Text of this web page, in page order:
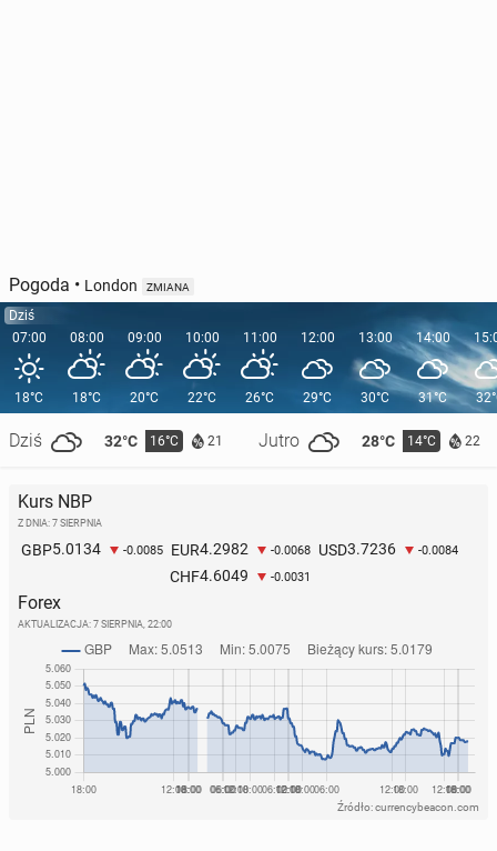
Pogoda • London ZMIANA
Dziś
07:00
18°C
Dziś 32°C 16°C 21 Jutro 28°C 14°C 22
08:00
18°C
09:00
20°C
10:00
22°C
11:00
26°C
12:00
29°C
13:00
30°C
14:00
31°C
Kurs NBP
Z DNIA: 7 SIERPNIA
GBP5.0134 -0.0085 EUR4.2982 -0.0068 USD3.7236 -0.0084
CHF4.6049 -0.0031
Forex
AKTUALIZACJA: 7 SIERPNIA, 22:00
Źródło: currencybeacon.com